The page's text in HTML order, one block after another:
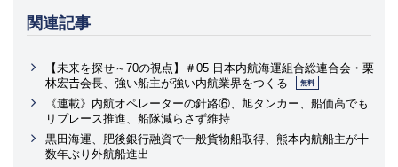
関連記事
【未来を探せ～70の視点】＃05 日本内航海運組合総連合会・栗
林宏𠮷会長、強い船主が強い内航業界をつくる
無料
《連載》内航オペレーターの針路⑥、旭タンカー、船価高でも
リプレース推進、船隊減らさず維持
黒田海運、肥後銀行融資で一般貨物船取得、熊本内航船主が十
数年ぶり外航船進出